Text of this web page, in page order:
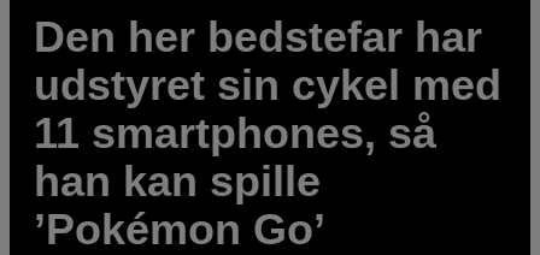
Den her bedstefar har
udstyret sin cykel med
11 smartphones, så
han kan spille
’Pokémon Go’